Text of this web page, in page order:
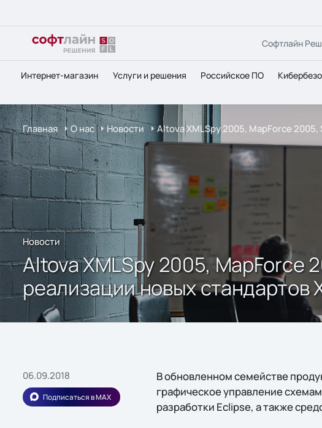
Софтлайн
Интернет-магазин Услуги и решения Российское ПО
Главная О нас Новости Altova XMLSpy 2005, MapForce
Новости
Altova XMLSpy 2005,
реализации новых стандартов
06.09.2018
Подписаться в MAX
В обновленном семействе
графическое управление
разработки Eclipse, а также